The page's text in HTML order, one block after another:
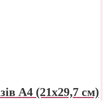
А4 (21х29,7 см)